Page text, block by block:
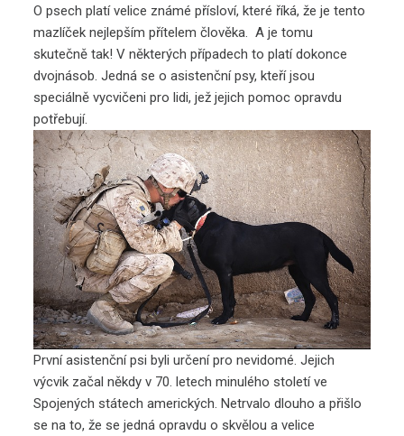
O psech platí velice známé přísloví, které říká, že je tento
mazlíček nejlepším přítelem člověka. A je tomu
skutečně tak! V některých případech to platí dokonce
dvojnásob. Jedná se o asistenční psy, kteří jsou
speciálně vycvičeni pro lidi, jež jejich pomoc opravdu
potřebují.
První asistenční psi byli určení pro nevidomé. Jejich
výcvik začal někdy v 70. letech minulého století ve
Spojených státech amerických. Netrvalo dlouho a přišlo
se na to, že se jedná opravdu o skvělou a velice